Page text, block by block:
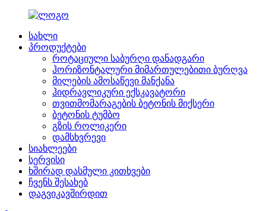
სახლი
პროდუქტები
როტაციული საბურღი დანადგარი
ჰორიზონტალური მიმართულებითი ბურღვა
მილების ამოსაწევი მანქანა
ჰიდრავლიკური ექსკავატორი
თვითმომარაგების ბეტონის მიქსერი
ბეტონის ტუმბო
გზის როლიკერი
დამსხვრევი
სიახლეები
სერვისი
ხშირად დასმული კითხვები
ჩვენს შესახებ
დაგვიკავშირდით